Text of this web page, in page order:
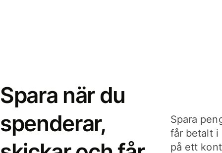
Spara när du
spenderar,
Spara
får betalt i
på ett